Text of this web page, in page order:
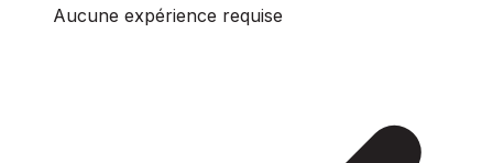
Aucune expérience requise